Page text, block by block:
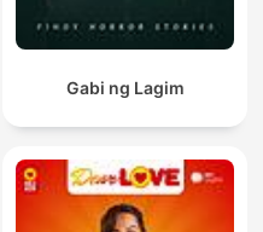
Gabi ng Lagim